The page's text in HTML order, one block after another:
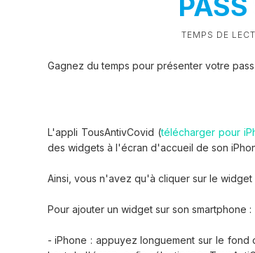
TEMPS DE
Gagnez du temps pour présenter votre pass
L'appli TousAntivCovid (télécharger pour
des widgets à l'écran d'accueil de son
Ainsi, vous n'avez qu'à cliquer sur le
Pour ajouter un widget sur son smartphone :
- iPhone : appuyez longuement sur le